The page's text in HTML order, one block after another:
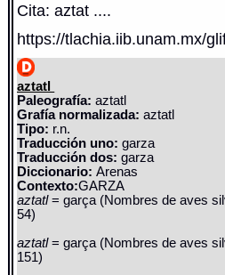
Cita: aztat ....
https://tlachia.iib.unam.mx/
aztatl
Paleografía: aztatl
Grafía normalizada: aztatl
Tipo: r.n.
Traducción uno: garza
Traducción dos: garza
Diccionario:Arenas
Contexto:GARZA
aztatl= garça (Nombres de aves
54)
aztatl= garça (Nombres de aves
151)